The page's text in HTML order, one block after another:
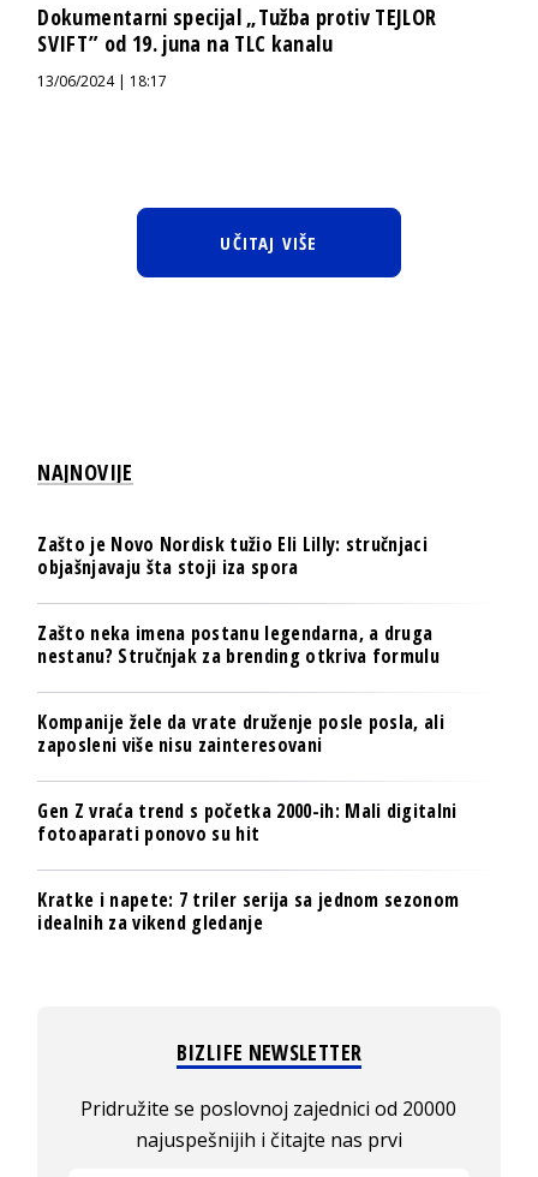
Dokumentarni specijal „Tužba protiv TEJLOR
SVIFT” od 19. juna na TLC kanalu
13/06/2024 | 18:17
UČITAJ VIŠE
NAJNOVIJE
Zašto je Novo Nordisk tužio Eli Lilly: stručnjaci
objašnjavaju šta stoji iza spora
Zašto neka imena postanu legendarna, a druga
nestanu? Stručnjak za brending otkriva formulu
Kompanije žele da vrate druženje posle posla, ali
zaposleni više nisu zainteresovani
Gen Z vraća trend s početka 2000-ih: Mali digitalni
fotoaparati ponovo su hit
Kratke i napete: 7 triler serija sa jednom sezonom
idealnih za vikend gledanje
BIZLIFE NEWSLETTER
Pridružite se poslovnoj zajednici od 20000
najuspešnijih i čitajte nas prvi